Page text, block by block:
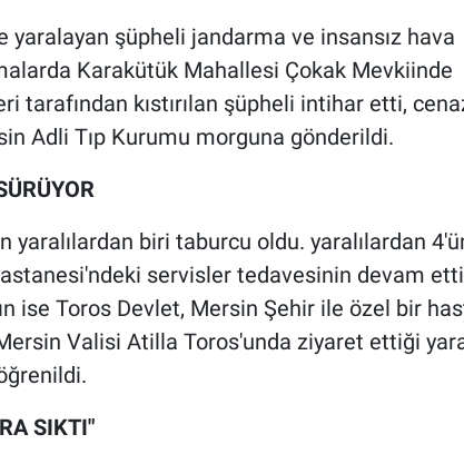
yaralayan şüpheli jandarma ve insansız hava
Karakütük Mahallesi Çokak Mevkiinde
tarafından kıstırılan şüpheli intihar etti,
Adli Tıp Kurumu morguna gönderildi.
yaralılardan biri taburcu oldu. yaralılardan
servisler tedavesinin devam
ise Toros Devlet, Mersin Şehir ile özel bir
Valisi Atilla Toros'unda ziyaret ettiği
SIKTI"